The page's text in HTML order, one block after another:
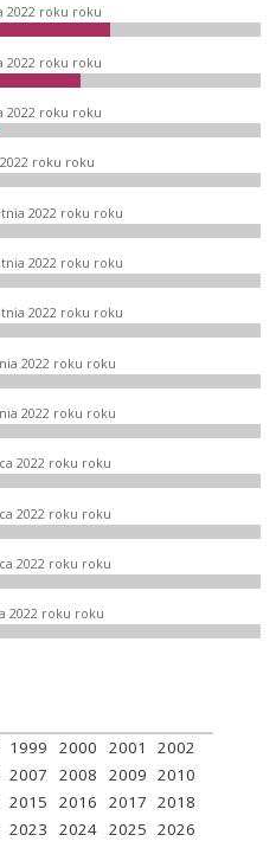
2022 roku roku
2022 roku roku
2022 roku roku
roku roku
2022 roku roku
2022 roku roku
2022 roku roku
2022 roku roku
2022 roku roku
2022 roku roku
2022 roku roku
2022 roku roku
2022 roku roku
1999 2000 2001
2002
2007 2008 2009 2010
2015 2016 2017 2018
2023 2024 2025 2026